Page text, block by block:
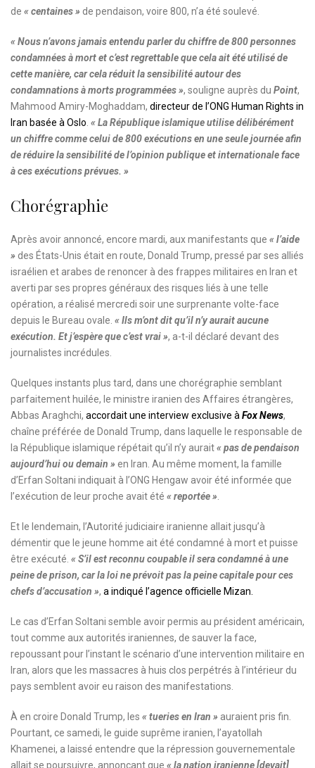
de « centaines » de pendaison, voire 800, n’a été soulevé.
« Nous n’avons jamais entendu parler du chiffre de 800 personnes
condamnées à mort et c’est regrettable que cela ait été utilisé de
cette manière, car cela réduit la sensibilité autour des
condamnations à morts programmées », souligne auprès du Point,
Mahmood Amiry-Moghaddam, directeur de l’ONG Human Rights in
Iran basée à Oslo « La République islamique utilise délibérément
un chiffre comme celui de 800 exécutions en une seule journée afin
de réduire la sensibilité de l’opinion publique et internationale face
à ces exécutions prévues. »
Chorégraphie
Après avoir annoncé, encore mardi, aux manifestants que « l’aide
» des États-Unis était en route, Donald Trump, pressé par ses alliés
israélien et arabes de renoncer à des frappes militaires en Iran et
averti par ses propres généraux des risques liés à une telle
opération, a réalisé mercredi soir une surprenante volte-face
depuis le Bureau ovale. « Ils m’ont dit qu’il n’y aurait aucune
exécution. Et j’espère que c’est vrai », a-t-il déclaré devant des
journalistes incrédules.
Quelques instants plus tard, dans une chorégraphie semblant
parfaitement huilée, le ministre iranien des Affaires étrangères,
Abbas Araghchi, accordait une interview exclusive à Fox News,
chaîne préférée de Donald Trump, dans laquelle le responsable de
la République islamique répétait qu’il n’y aurait« pas de pendaison
aujourd’hui ou demain »en Iran. Au même moment, la famille
d’Erfan Soltani indiquait à l’ONG Hengaw avoir été informée que
l’exécution de leur proche avait été « reportée »
Et le lendemain, l’Autorité judiciaire iranienne allait jusqu’à
démentir que le jeune homme ait été condamné à mort et puisse
être exécuté. « S’il est reconnu coupable il sera condamné à une
peine de prison, car la loi ne prévoit pas la peine capitale pour ces
chefs d’accusation », a indiqué l’agence officielle Mizan.
Le cas d’Erfan Soltani semble avoir permis au président américain,
tout comme aux autorités iraniennes, de sauver la face,
repoussant pour l’instant le scénario d’une intervention militaire en
Iran, alors que les massacres à huis clos perpétrés à l’intérieur du
pays semblent avoir eu raison des manifestations.
À en croire Donald Trump, les « tueries en Iran » auraient pris fin.
Pourtant, ce samedi, le guide suprême iranien, l’ayatollah
Khamenei, a laissé entendre que la répression gouvernementale
allait se poursuivre, annonçant que « la nation iranienne [devait]